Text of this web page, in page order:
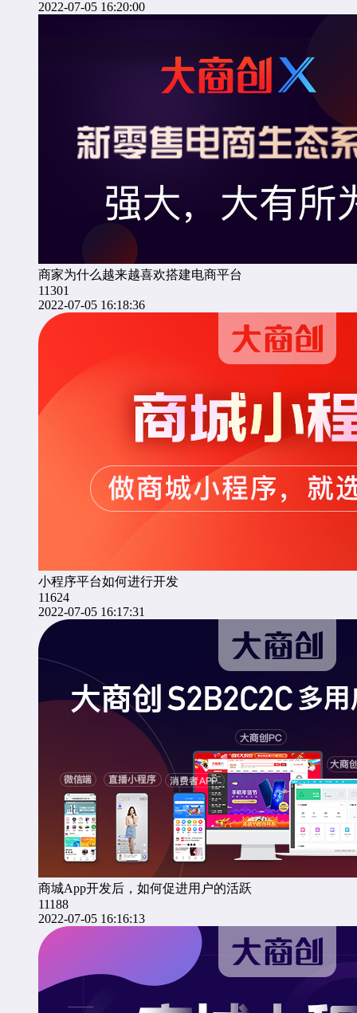
2022-07-05 16:20:00
商家为什么越来越喜欢搭建电商平台
11301
2022-07-05 16:18:36
小程序平台如何进行开发
11624
2022-07-05 16:17:31
商城App开发后，如何促进用户的活跃
11188
2022-07-05 16:16:13